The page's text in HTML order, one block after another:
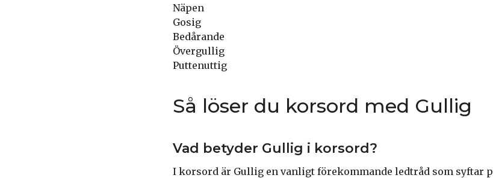
Näpen
Gosig
Bedårande
Övergullig
Puttenuttig
Så löser du korsord med Gullig
Vad betyder Gullig i korsord?
I korsord är Gullig en vanligt förekommande ledtråd som syftar